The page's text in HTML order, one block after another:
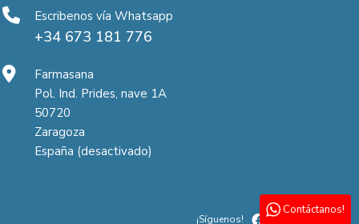
Escribenos vía Whatsapp
+34 673 181 776
Farmasana
Pol. Ind. Prides, nave 1A
50720
Zaragoza
España (desactivado)
¡Síguenos!
Contáctanos!